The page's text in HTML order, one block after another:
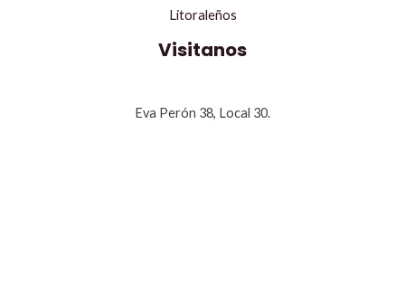
Litoraleños
Visitanos
Eva Perón 38, Local 30.